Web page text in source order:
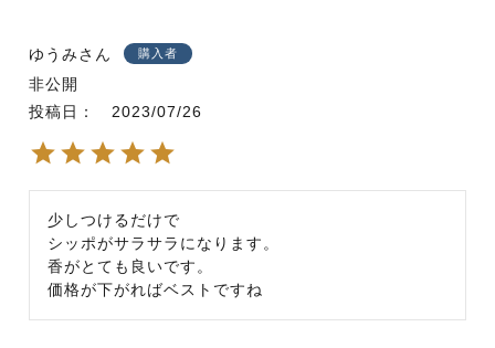
ゆうみ 購入者
非公開
投稿日
2023/07/26
少しつけるだけで
シッポがサラサラになります。
香がとても良いです。
価格が下がればベストですね